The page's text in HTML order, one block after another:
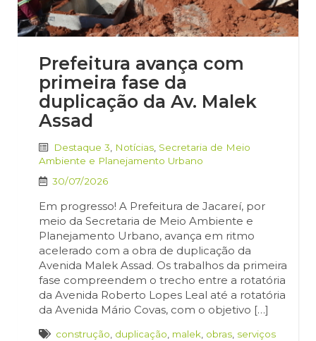
Prefeitura avança com
primeira fase da
duplicação da Av. Malek
Assad
Destaque 3 Notícias Secretaria de Meio
Ambiente e Planejamento Urbano
30/07/2026
Em progresso! A Prefeitura de Jacareí, por
meio da Secretaria de Meio Ambiente e
Planejamento Urbano, avança em ritmo
acelerado com a obra de duplicação da
Avenida Malek Assad. Os trabalhos da primeira
fase compreendem o trecho entre a rotatória
da Avenida Roberto Lopes Leal até a rotatória
da Avenida Mário Covas, com o objetivo […]
construção duplicação malek obras serviços